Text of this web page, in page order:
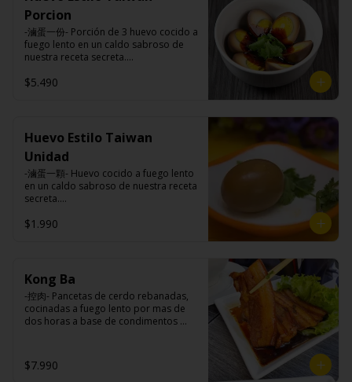
Carne de cerdo, harina de trigo,
repollo, cebollín, sal, pimienta, salsa
de soya, aceite de sésamo,
condimento 5 sabores (naranja,
canela, anís, pimienta y comino).
Porcion
-滷蛋一份- Porción de 3 huevo cocido a
fuego lento en un caldo sabroso de
nuestra receta secreta.
salsa de soya, ajo, agua, azúcar, mix
de hierbas (canela, anís, pimienta y
comino), mirin (azúcar, arroz, agua,
alcohol), salsa ostra vegana (trigo,
soya, shitake, sal, maíz).
$5.490
Huevo Estilo Taiwan
Unidad
-滷蛋一顆- Huevo cocido a fuego lento
en un caldo sabroso de nuestra receta
secreta.
salsa de soya, ajo, agua, azúcar, bolsa
de hierba (canela, anís, pimienta y
comino), mirin (azúcar, arroz, agua,
alcohol), salsa ostra vegana (trigo,
soya, shitake, sal, maíz).
$1.990
Kong Ba
-控肉- Pancetas de cerdo rebanadas,
cocinadas a fuego lento por mas de
dos horas a base de condimentos
$7.990